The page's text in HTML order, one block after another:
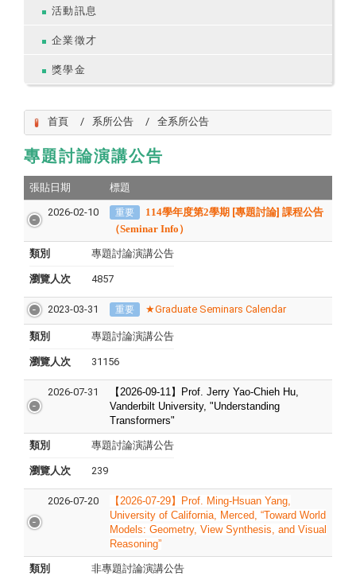
活動訊息
企業徵才
獎學金
首頁 系所公告 全系所公告
專題討論演講公告
張貼日期 標題
2026-02-10 重要 114學年度第2學期 [專題討論] 課程公告
（Seminar Info）
類別 專題討論演講公告
瀏覽人次 4857
2023-03-31 重要 ★Graduate Seminars Calendar
類別 專題討論演講公告
瀏覽人次 31156
2026-07-31
【2026-09-11】Prof. Jerry Yao-Chieh Hu,
Vanderbilt University, "Understanding
Transformers"
類別 專題討論演講公告
瀏覽人次 239
2026-07-20
【2026-07-29】Prof. Ming-Hsuan Yang,
University of California, Merced, “Toward World
Models: Geometry, View Synthesis, and Visual
Reasoning”
類別 非專題討論演講公告